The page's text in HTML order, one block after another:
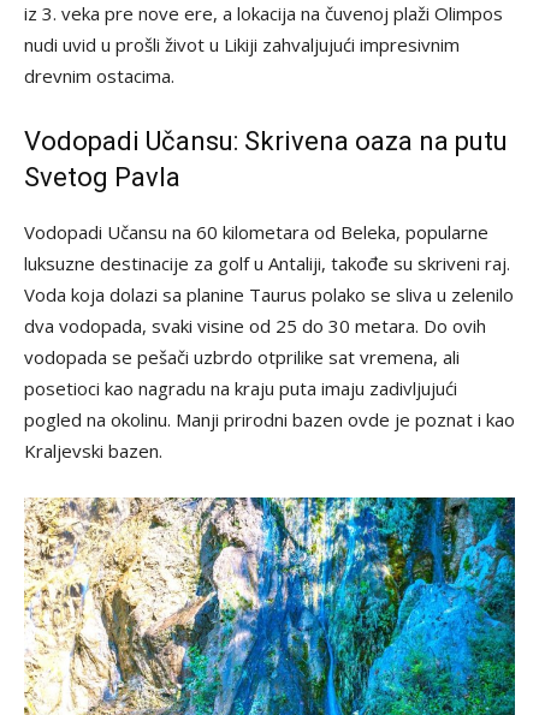
iz 3. veka pre nove ere, a lokacija na čuvenoj plaži Olimpos
nudi uvid u prošli život u Likiji zahvaljujući impresivnim
drevnim ostacima.
Vodopadi Učansu: Skrivena oaza na putu
Svetog Pavla
Vodopadi Učansu na 60 kilometara od Beleka, popularne
luksuzne destinacije za golf u Antaliji, takođe su skriveni raj.
Voda koja dolazi sa planine Taurus polako se sliva u zelenilo
dva vodopada, svaki visine od 25 do 30 metara. Do ovih
vodopada se pešači uzbrdo otprilike sat vremena, ali
posetioci kao nagradu na kraju puta imaju zadivljujući
pogled na okolinu. Manji prirodni bazen ovde je poznat i kao
Kraljevski bazen.